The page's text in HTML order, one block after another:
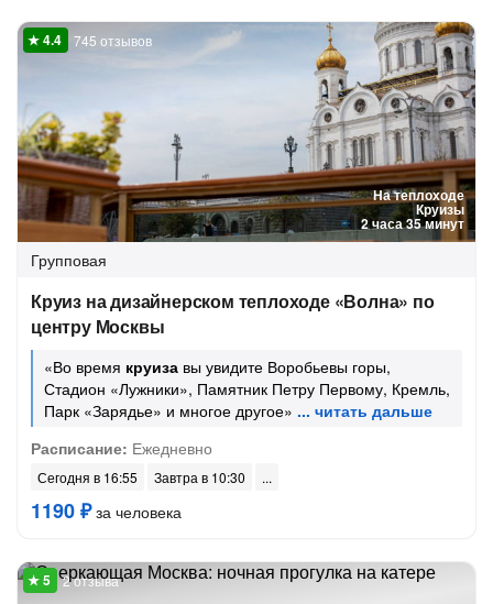
На теплоходе
Круизы
2 часа 35 минут
745 отзывов
Групповая
Круиз на дизайнерском теплоходе «Волна» по
центру Москвы
«Во время круиза вы увидите Воробьевы горы,
Стадион «Лужники», Памятник Петру Первому, Кремль,
Парк «Зарядье» и многое другое»
Расписание: Ежедневно
Сегодня в 16:55 Завтра в 10:30
1190 ₽за человека
2 отзыва